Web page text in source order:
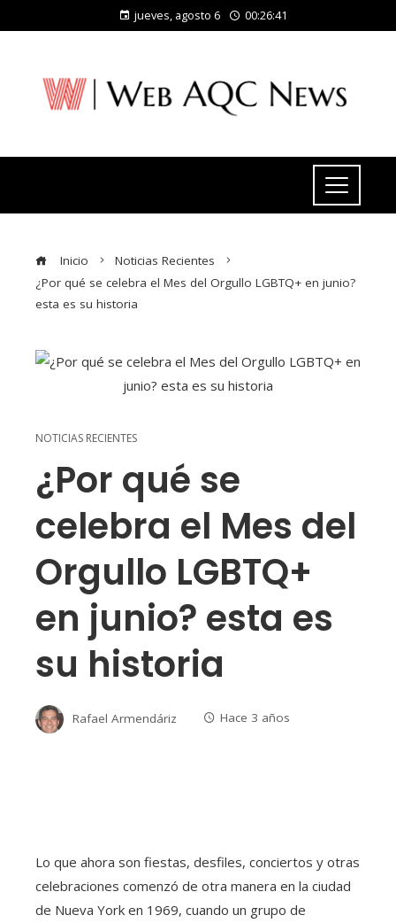
jueves, agosto 6 00:26:41
Inicio
Noticias Recientes
¿Por qué se celebra el Mes del Orgullo LGBTQ+ en junio?
esta es su historia
NOTICIAS RECIENTES
¿Por qué se
celebra el Mes del
Orgullo LGBTQ+
en junio? esta es
su historia
Rafael Armendáriz Hace 3 años
Lo que ahora son fiestas, desfiles, conciertos y otras
celebraciones comenzó de otra manera en la ciudad
de Nueva York en 1969, cuando un grupo de